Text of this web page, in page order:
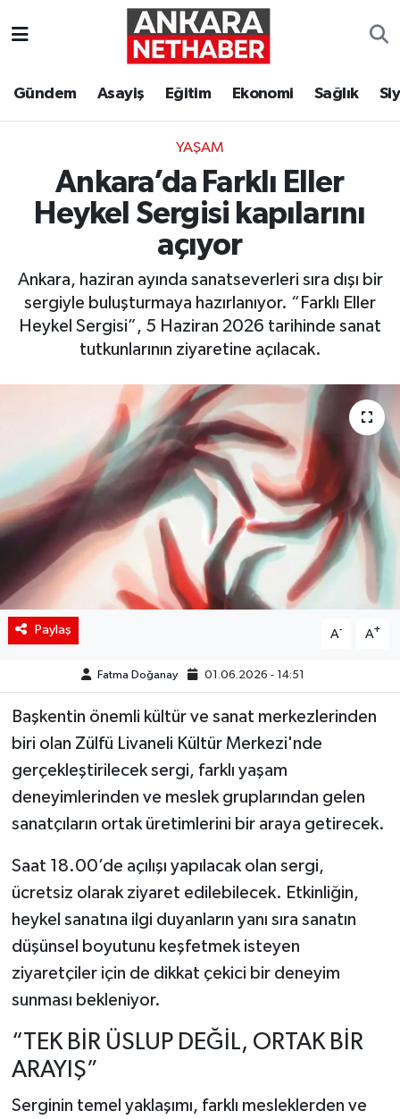
Gündem Asayiş Eğitim Ekonomi Sağlık
YAŞAM
Ankara’da Farklı Eller
Heykel Sergisi kapılarını
açıyor
Ankara, haziran ayında sanatseverleri sıra dışı bir
sergiyle buluşturmaya hazırlanıyor. “Farklı Eller
Heykel Sergisi”, 5 Haziran 2026 tarihinde sanat
tutkunlarının ziyaretine açılacak.
Paylaş A- A+
Fatma Doğanay 01.06.2026 - 14:51
Başkentin önemli kültür ve sanat merkezlerinden
biri olan Zülfü Livaneli Kültür Merkezi'nde
gerçekleştirilecek sergi, farklı yaşam
deneyimlerinden ve meslek gruplarından gelen
sanatçıların ortak üretimlerini bir araya getirecek.
Saat 18.00’de açılışı yapılacak olan sergi,
ücretsiz olarak ziyaret edilebilecek. Etkinliğin,
heykel sanatına ilgi duyanların yanı sıra sanatın
düşünsel boyutunu keşfetmek isteyen
ziyaretçiler için de dikkat çekici bir deneyim
sunması bekleniyor.
“TEK BİR ÜSLUP DEĞİL, ORTAK BİR
ARAYIŞ”
Serginin temel yaklaşımı, farklı mesleklerden ve
Ekonomi
Kim Kimdir Nereli
Resmi İlanlar
Sağlık
Spor
Teknoloji
Yaşam
Ankara Hava Durumu
Süper Lig Puan Durumu ve Fikstür
Tüm Manşetler
Son Dakika Haberleri
Haber Arşivi